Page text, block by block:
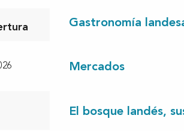
Gastronomía
Mercados
El bosque landés,